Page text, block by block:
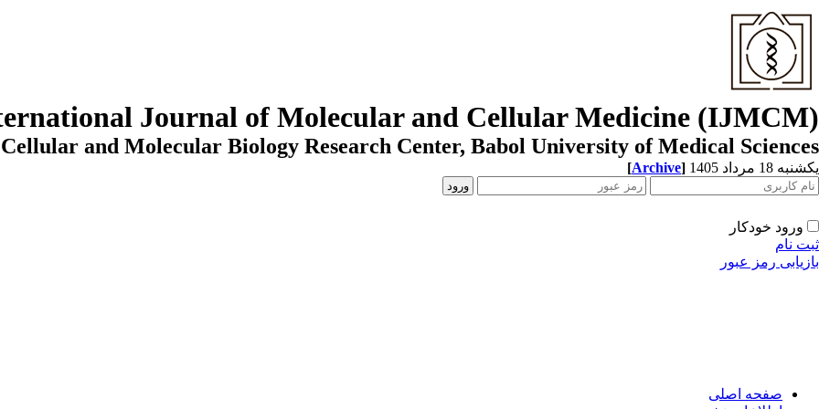
Journal of Molecular and Cellular Medicine (IJMCM)
Cellular and Molecular Biology Research Center, Babol University of Medical Sciences
یکشنبه 18 مرداد 1405 [Archive]
ورود خودکار
ثبت نام
بازیابی رمز عبور
صفحه اصلی